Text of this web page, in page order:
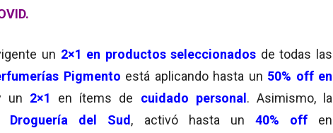
un 2×1 en productos seleccionados de todas las
Pigmento está aplicando hasta un 50% off en
un 2×1 en ítems de cuidado personal. Asimismo, la
Droguería del Sud, activó hasta un 40% off
en